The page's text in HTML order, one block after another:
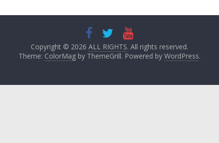
Copyright © 2026 ALL RIGHTS. All rights reserved.
Theme: ColorMagby ThemeGrill. Powered by WordPress.